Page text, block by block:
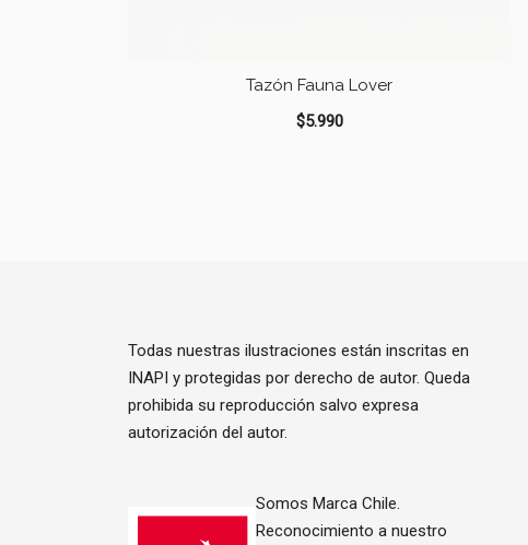
Tazón Fauna Lover
$5.990
Todas nuestras ilustraciones están inscritas en
INAPI y protegidas por derecho de autor. Queda
prohibida su reproducción salvo expresa
autorización del autor.
Somos Marca Chile.
Reconocimiento a nuestro